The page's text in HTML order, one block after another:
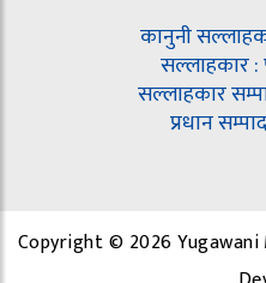
कानुनी
सल्लाहकार
सल्लाहकार
प्रधान
Copyright © 2026 Yugawani